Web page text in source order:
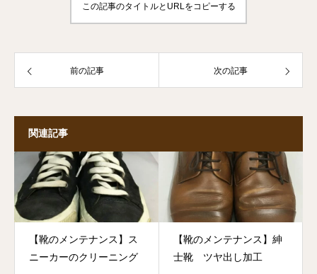
この記事のタイトルとURLをコピーする
前の記事 次の記事
関連記事
【靴のメンテナンス】ス
ニーカーのクリーニング
【靴のメンテナンス】紳
士靴 ツヤ出し加工